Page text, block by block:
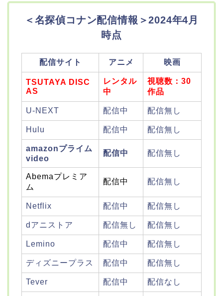
＜名探偵コナン配信情報＞2024年4月
時点
配信サイト アニメ 映画
TSUTAYA DISC
AS
レンタル
中
視聴数：30
作品
U-NEXT 配信中 配信無し
Hulu 配信中 配信無し
amazonプライム
video
配信中 配信無し
Abemaプレミア
ム
配信中 配信無し
Netflix 配信中 配信無し
dアニストア 配信無し 配信無し
Lemino 配信中 配信無し
ディズニープラス 配信中 配信無し
Tever 配信中 配信なし